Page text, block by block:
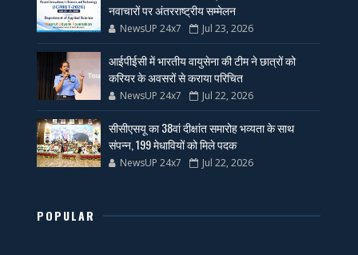
नवाचारों पर अंतरराष्ट्रीय सम्मेलन
NewsUP 24x7 Jul 23, 2026
आईपीईसी में भारतीय वायुसेना की टीम ने छात्रों को
करियर के अवसरों से कराया परिचित
NewsUP 24x7 Jul 22, 2026
सीसीएसयू का 38वां दीक्षांत समारोह भव्यता के साथ
संपन्न, 199 मेधावियों को मिले पदक
NewsUP 24x7 Jul 22, 2026
POPULAR